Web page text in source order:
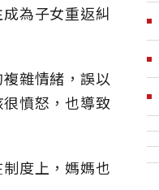
為子女重返糾
雜情緒，誤以
憤怒，也導致
度上，媽媽也